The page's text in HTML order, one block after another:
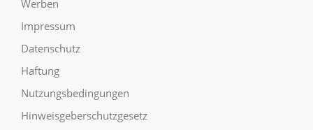
Werben
Impressum
Datenschutz
Haftung
Nutzungsbedingungen
Hinweisgeberschutzgesetz